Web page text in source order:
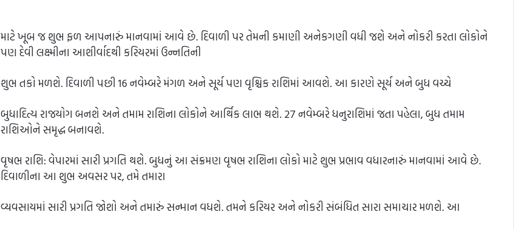
માટે ખૂબ જ શુભ ફળ આપનારું માનવામાં આવે છે. દિવાળી પર તેમની કમાણી અનેકગણી વધી જશે અને નોકરી કરતા લોકોને
પણ દેવી લક્ષ્મીના આશીર્વાદથી કરિયરમાં ઉન્નતિની
શુભ તકો મળશે. દિવાળી પછી 16 નવેમ્બરે મંગળ અને સૂર્ય પણ વૃશ્ચિક રાશિમાં આવશે. આ કારણે સૂર્ય અને બુધ વચ્ચે
બુધાદિત્ય રાજયોગ બનશે અને તમામ રાશિના લોકોને આર્થિક લાભ થશે. 27 નવેમ્બરે ધનુરાશિમાં જતા પહેલા, બુધ તમામ
રાશિઓને સમૃદ્ધ બનાવશે.
વૃષભ રાશિ: વેપારમાં સારી પ્રગતિ થશે. બુધનું આ સંક્રમણ વૃષભ રાશિના લોકો માટે શુભ પ્રભાવ વધારનારું માનવામાં આવે છે.
દિવાળીના આ શુભ અવસર પર, તમે તમારા
વ્યવસાયમાં સારી પ્રગતિ જોશો અને તમારું સન્માન વધશે. તમને કરિયર અને નોકરી સંબંધિત સારા સમાચાર મળશે. આ